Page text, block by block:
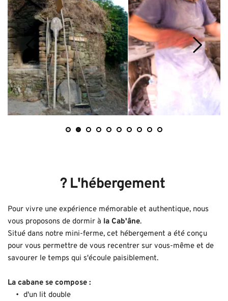
? L'hébergement
Pour vivre une expérience mémorable et authentique, nous
vous proposons de dormir à la Cab'âne.
Situé dans notre mini-ferme, cet hébergement a été conçu
pour vous permettre de vous recentrer sur vous-même et de
savourer le temps qui s'écoule paisiblement.
La cabane se compose :
d'un lit double